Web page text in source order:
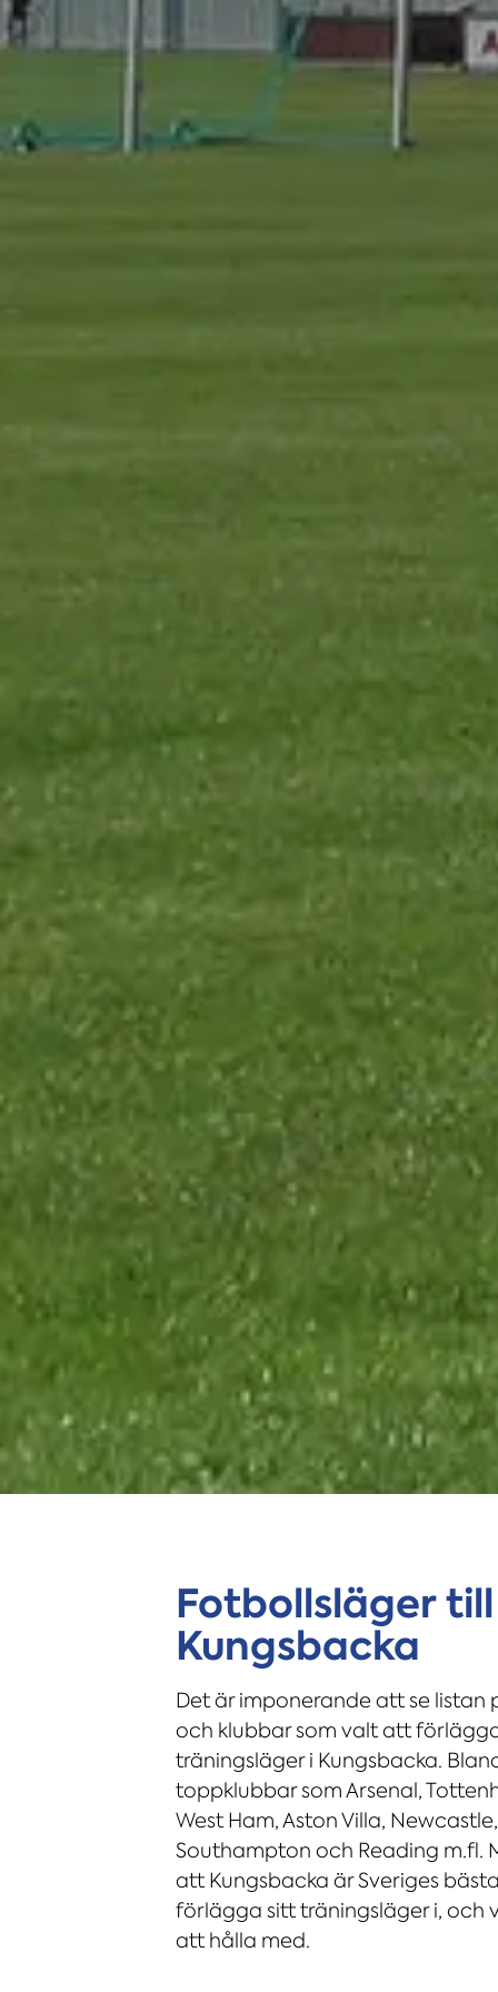
Fotbollsläger till
Kungsbacka
Det är imponerande att se listan
och klubbar som valt att
träningsläger i Kungsbacka.
toppklubbar som Arsenal,
West Ham, Aston Villa, Newcastle,
Southampton och Reading m.fl.
att Kungsbacka är Sveriges
förlägga sitt träningsläger i, och
att hålla med.